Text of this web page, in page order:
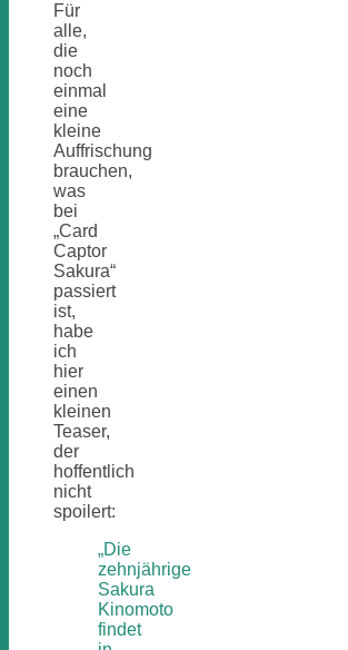
Für
alle,
die
noch
einmal
eine
kleine
Auffrischung
brauchen,
was
bei
„Card
Captor
Sakura“
passiert
ist,
habe
ich
hier
einen
kleinen
Teaser,
der
hoffentlich
nicht
spoilert:
„Die
zehnjährige
Sakura
Kinomoto
findet